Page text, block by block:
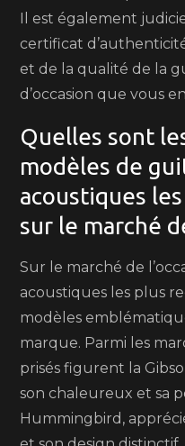
Il est également
certificat
et de la qualité de la
d’occasion que vous
Quelles sont
modèles de
acoustiques
sur le marché
Sur le marché de
acoustiques les plus
modèles
marque. Parmi les
prisés figurent la
son chaleureux et sa
Hummingbird,